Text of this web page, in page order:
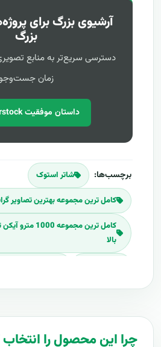
آرشیوی بزرگ برای
بزرگ
دسترسی سریع‌تر به منابع
زمان
داستان موفقیت Shutterstock
برچسب‌ها: شاتر استوک
کامل ترين مجموعه بهترين تصاوير
کامل ترين مجموعه
بالا
1000 باکس 3 بعدي گرافيک
طرح هاي لايه باز موکاپ
طرح هاي لايه باز فتوشاپ
چرا این محصول را انتخاب